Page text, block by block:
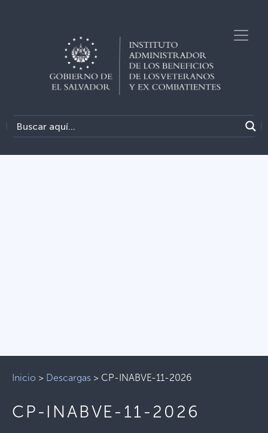
Inicio > Descargas > CP-INABVE-11-2026
CP-INABVE-11-2026